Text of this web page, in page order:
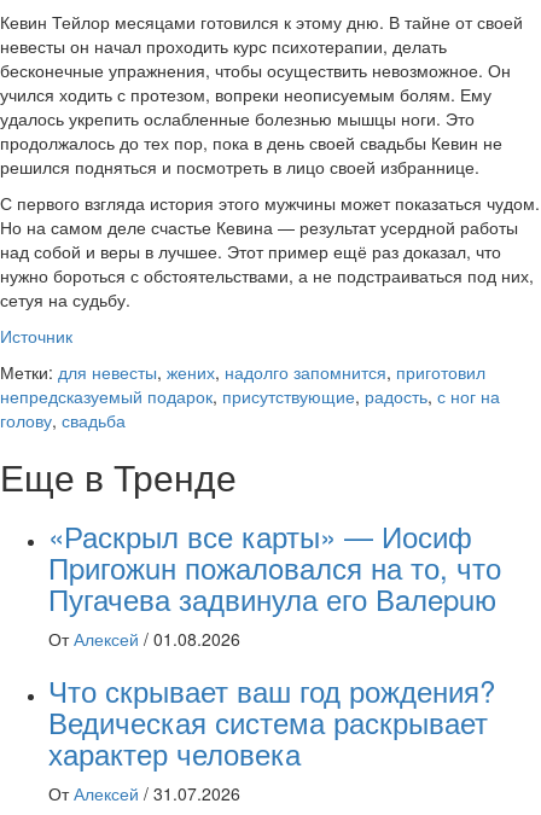
Кевин Тейлор месяцами готовился к этому дню. В тайне от своей
невесты он начал проходить курс психотерапии, делать
бесконечные упражнения, чтобы осуществить невозможное. Он
учился ходить с протезом, вопреки неописуемым болям. Ему
удалось укрепить ослабленные болезнью мышцы ноги. Это
продолжалось до тех пор, пока в день своей свадьбы Кевин не
решился подняться и посмотреть в лицо своей избраннице.
С первого взгляда история этого мужчины может показаться чудом.
Но на самом деле счастье Кевина — результат усердной работы
над собой и веры в лучшее. Этот пример ещё раз доказал, что
нужно бороться с обстоятельствами, а не подстраиваться под них,
сетуя на судьбу.
Источник
Метки: для невесты, жених, надолго запомнится, приготовил
непредсказуемый подарок, присутствующие, радость, с ног на
голову, свадьба
Еще в Тренде
«Раскрыл все карты» — Иосиф
Пpигожuн пожалoвался на то, что
Пугачева задвинула его Вaлepuю
От Алексей / 01.08.2026
Что скрывает ваш год рождения?
Ведическая система раскрывает
характер человека
От Алексей / 31.07.2026